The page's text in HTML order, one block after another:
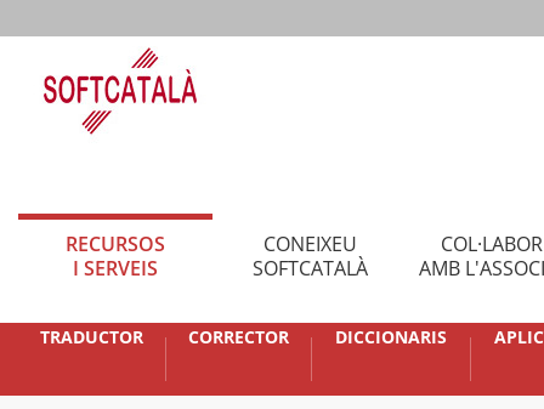
RECURSOS
I SERVEIS
CONEIXEU
SOFTCATALÀ
AMB
TRADUCTOR CORRECTOR DICCIONARIS